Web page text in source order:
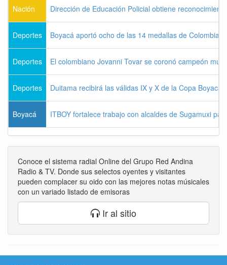
Nación Dirección de Educación Policial obtiene
Deportes Boyacá aportó ocho de las 14 medallas de Colombia
Deportes El colombiano Jovanni Tovar se coronó campeón
Deportes Duitama recibirá las válidas IX y X de la Copa Boyacá
Boyacá ITBOY fortalece trabajo con alcaldes de Sugamuxi
Conoce el sistema radial Online del Grupo Red Andina
Radio & TV. Donde sus selectos oyentes y visitantes
pueden complacer su oido con las mejores notas músicales
con un variado listado de emisoras
Ir al sitio